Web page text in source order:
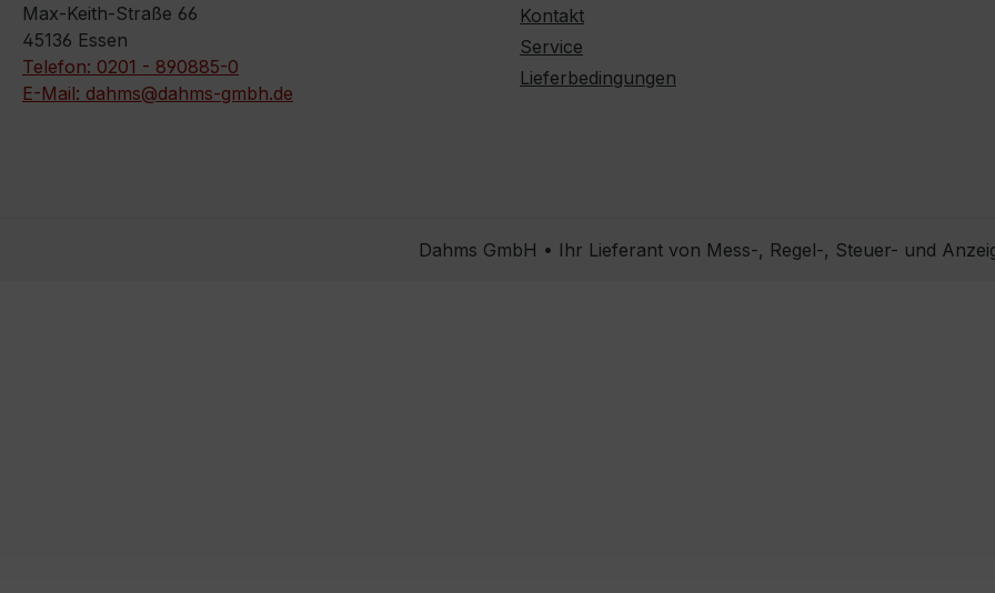
Max-Keith-Straße 66
45136 Essen
Telefon: 0201 - 890885-0
E-Mail: dahms@dahms-gmbh.de
Kontakt
Service
Lieferbedingungen
Dahms GmbH • Ihr Lieferant von Mess-, Regel-, Steuer- und